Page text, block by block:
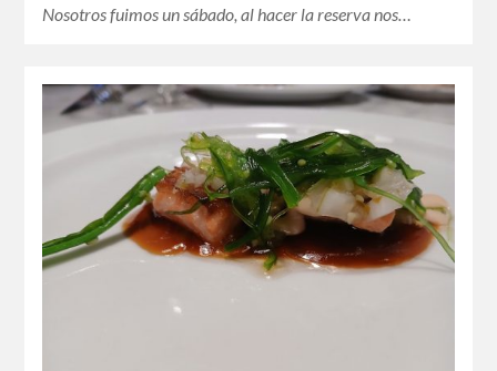
Nosotros fuimos un sábado, al hacer la reserva nos…